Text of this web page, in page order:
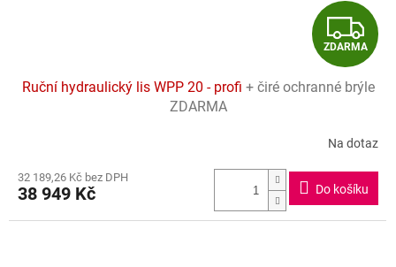
Z
D
A
R
M
A
ZDARMA
Ruční hydraulický lis WPP 20 - profi + čiré ochranné brýle
ZDARMA
produktu
je
Na dotaz
32 189,26 Kč bez DPH
38 949 Kč Do košíku